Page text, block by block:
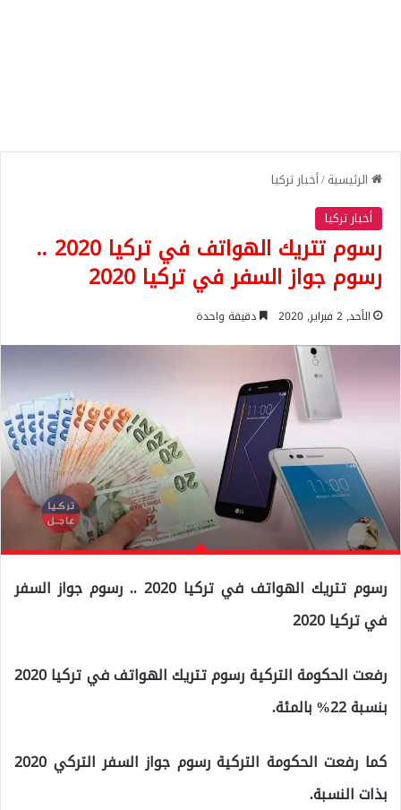
الرئيسية/أخبار تركيا
أخبار تركيا
رسوم تتريك الهواتف في تركيا 2020 ..
رسوم جواز السفر في تركيا 2020
الأحد, 2 فبراير, 2020 دقيقة واحدة
رسوم تتريك الهواتف في تركيا 2020 .. رسوم جواز السفر
في تركيا 2020
رفعت الحكومة التركية رسوم تتريك الهواتف في تركيا 2020
بنسبة 22% بالمئة.
كما رفعت الحكومة التركية رسوم جواز السفر التركي 2020
بذات النسبة.